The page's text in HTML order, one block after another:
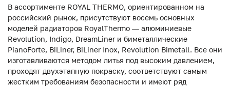
В ассортименте ROYAL THERMO, ориентированном на
российский рынок, присутствуют восемь основных
моделей радиаторов RoyalThermo — алюминиевые
Revolution, Indigo, DreamLiner и биметаллические
PianoForte, BiLiner, BiLiner Inox, Revolution Bimetall. Все они
изготавливаются методом литья под высоким давлением,
проходят двухэтапную покраску, соответствуют самым
жестким требованиям безопасности и имеют ряд